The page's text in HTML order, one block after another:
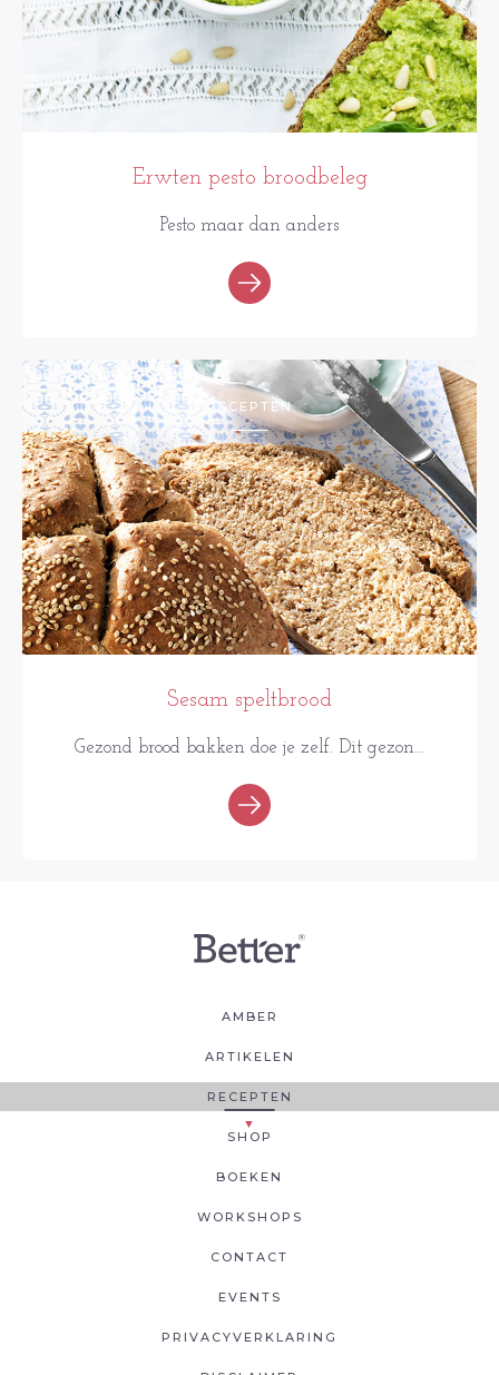
Erwten pesto broodbeleg
Pesto maar dan anders
RECEPTEN
Sesam speltbrood
Gezond brood bakken doe je zelf. Dit gezon...
AMBER
ARTIKELEN
RECEPTEN
SHOP
BOEKEN
WORKSHOPS
CONTACT
EVENTS
PRIVACYVERKLARING